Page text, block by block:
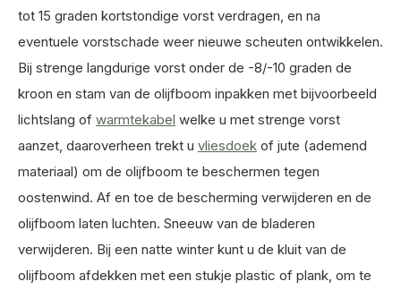
tot 15 graden kortstondige vorst verdragen, en na
eventuele vorstschade weer nieuwe scheuten ontwikkelen.
Bij strenge langdurige vorst onder de -8/-10 graden de
kroon en stam van de olijfboom inpakken met bijvoorbeeld
lichtslang of warmtekabel welke u met strenge vorst
aanzet, daaroverheen trekt u vliesdoek of jute (ademend
materiaal) om de olijfboom te beschermen tegen
oostenwind. Af en toe de bescherming verwijderen en de
olijfboom laten luchten. Sneeuw van de bladeren
verwijderen. Bij een natte winter kunt u de kluit van de
olijfboom afdekken met een stukje plastic of plank, om te